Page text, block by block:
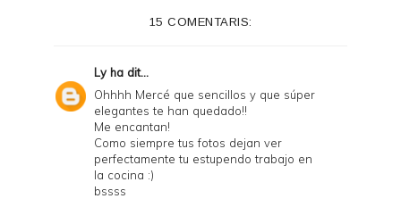
i
e
n
15 COMENTARIS:
Lyha dit...
Ohhhh Mercé que sencillos y que súper
elegantes te han quedado!!
Me encantan!
Como siempre tus fotos dejan ver
perfectamente tu estupendo trabajo en
la cocina :)
bssss